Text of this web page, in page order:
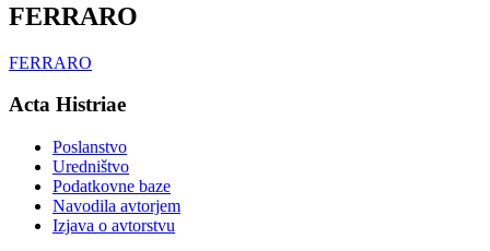
FERRARO
FERRARO
Acta Histriae
Poslanstvo
Uredništvo
Podatkovne baze
Navodila avtorjem
Izjava o avtorstvu